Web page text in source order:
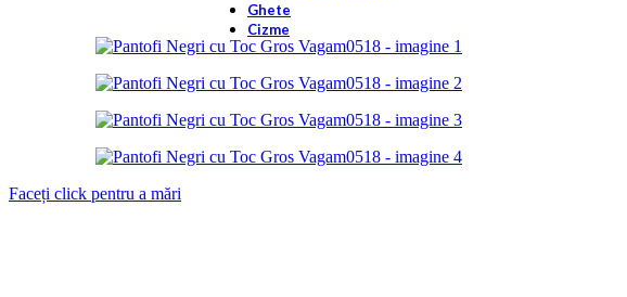
Ghete
Cizme
Faceți click pentru a mări